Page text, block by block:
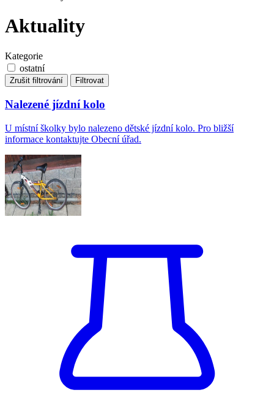
Aktuality
Kategorie
ostatní
Zrušit filtrování Filtrovat
Nalezené jízdní kolo
U místní školky bylo nalezeno dětské jízdní kolo. Pro bližší
informace kontaktujte Obecní úřad.